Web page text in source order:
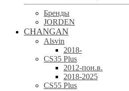
Бренды
JORDEN
CHANGAN
Alsvin
2018-
CS35 Plus
2012-пон.в.
2018-2025
CS55 Plus